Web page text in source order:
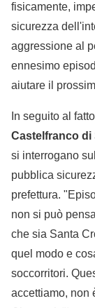
fisicamente,
sicurezza
aggressione al
ennesimo
aiutare il
In seguito al
Castelfranco di
si interrogano
pubblica
prefettura.
non si può
che sia Santa
quel modo e
soccorritori.
accettiamo, non